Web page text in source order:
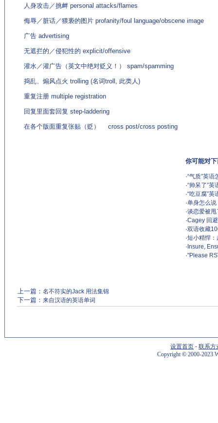
人身攻击／挑衅 personal attacks/flames
侮辱／脏话／猥亵的图片 profanity/foul language/obscene image
广告 advertising
无遮拦的／侵犯性的 explicit/offensive
灌水／灌广告（英文中绝对贬义！） spam/spamming
捣乱、煽风点火 trolling (名词troll, 此类人)
重复注册 multiple registration
回复里面套回复 step-laddering
在各个版面重复张贴（贬） cross post/cross posting
你可能对
·“气质”英
·“帅呆了”英
·“吃豆腐”英
·单身怎么
·谈恋爱被
·Cagey 回
·双语收藏
·短小精悍
· Insure,
·"Please
上一篇： 名不符实的Jack 用法集锦
下一篇： 来自汉语的英语单词
设置首页 - 联系方
Copyright©2000-2023